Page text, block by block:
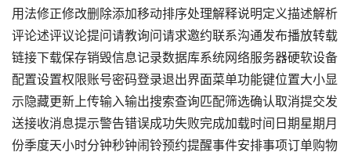
用法修正修改删除添加移动排序处理解释说明定义描述解析
评论述评议论提问请教询问请求邀约联系沟通发布播放转载
链接下载保存销毁信息记录数据库系统网络服务器硬软设备
配置设置权限账号密码登录退出界面菜单功能键位置大小显
示隐藏更新上传输入输出搜索查询匹配筛选确认取消提交发
送接收消息提示警告错误成功失败完成加载时间日期星期月
份季度天小时分钟秒钟闹铃预约提醒事件安排事项订单购物